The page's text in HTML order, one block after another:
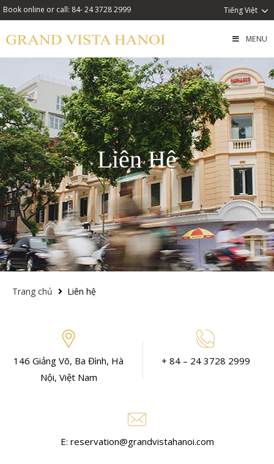
Book online or call: 84- 24 3728 2999 Tiếng Việt
MENU
Liên Hệ
Trang chủ Liên hệ
146 Giảng Võ, Ba Đình, Hà
Nội, Việt Nam
+ 84 – 24 3728 2999
E: reservation@grandvistahanoi.com